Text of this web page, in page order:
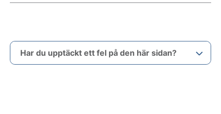
Har du upptäckt ett fel på den här sidan?